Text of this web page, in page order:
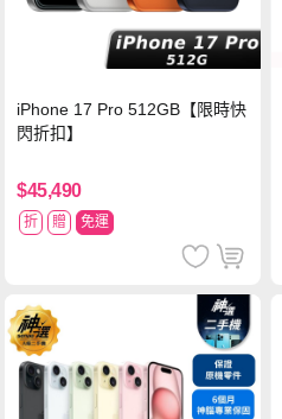
iPhone 17 Pro 512GB【限時快
閃折扣】
$45,490
折 贈 免運